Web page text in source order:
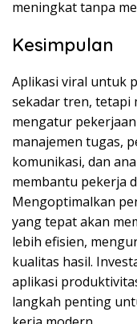
meningkat tanpa
Kesimpulan
Aplikasi viral untuk
sekadar tren, tetapi
mengatur
manajemen tugas,
komunikasi, dan
membantu pekerja
Mengoptimalkan
yang tepat akan
lebih efisien,
kualitas hasil.
aplikasi
langkah penting